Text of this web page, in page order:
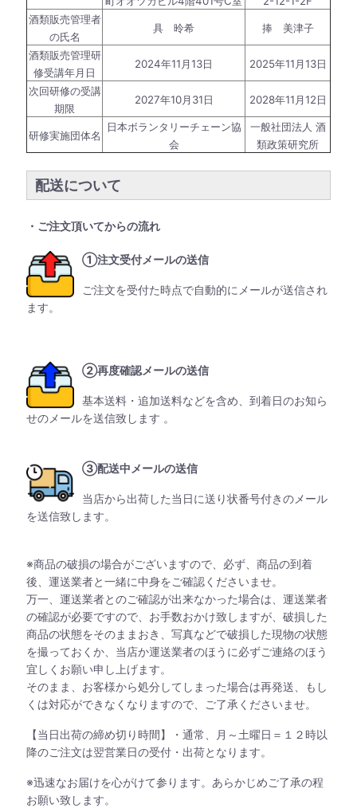
酒類販売管理者
の氏名
具 昤希 捧 美津子
酒類販売管理研
修受講年月日
2024年11月13日 2025年11月13日
次回研修の受講
期限
2027年10月31日 2028年11月12日
研修実施団体名
日本ボランタリーチェーン協
会
一般社団法人 酒
類政策研究所
配送について
・ご注文頂いてからの流れ
①注文受付メールの送信
ご注文を受付た時点で自動的にメールが送信され
ます。
②再度確認メールの送信
基本送料・追加送料などを含め、到着日のお知ら
せのメールを送信致します 。
③配送中メールの送信
当店から出荷した当日に送り状番号付きのメール
を送信致します。
※商品の破損の場合がございますので、必ず、商品の到着
後、運送業者と一緒に中身をご確認くださいませ。
万一、運送業者とのご確認が出来なかった場合は、運送業者
の確認が必要ですので、お手数おかけ致しますが、破損した
商品の状態をそのままおき、写真などで破損した現物の状態
を撮っておくか、当店か運送業者のほうに必ずご連絡のほう
宜しくお願い申し上げます。
そのまま、お客様から処分してしまった場合は再発送、もし
くは対応ができなくなりますので、ご了承くださいませ。
【当日出荷の締め切り時間】・通常、月～土曜日＝１２時以
降のご注文は翌営業日の受付・出荷となります。
※迅速なお届けを心がけて参ります。あらかじめご了承の程
お願い致します。